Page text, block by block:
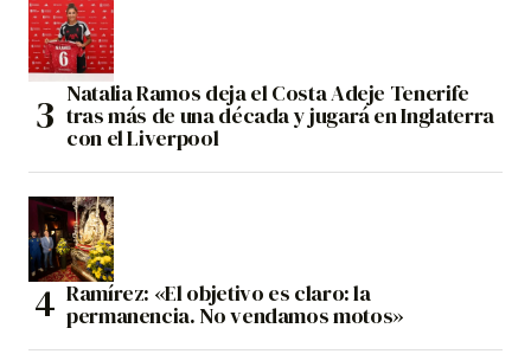
Natalia Ramos deja el Costa Adeje Tenerife
tras más de una década y jugará en Inglaterra
con el Liverpool
Ramírez: «El objetivo es claro: la
permanencia. No vendamos motos»